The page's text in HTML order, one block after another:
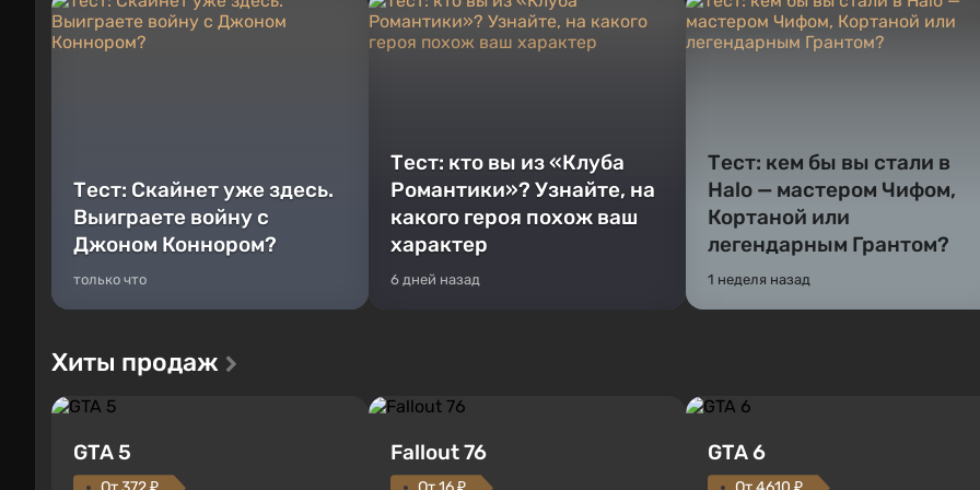
Тест: Скайнет уже здесь.
Выиграете войну с
Джоном Коннором?
только что
Тест: кто вы из «Клуба
Романтики»? Узнайте, на
какого героя похож ваш
характер
6 дней назад
Тест: кем бы вы стали в
Halo — мастером Чифом,
Кортаной или
легендарным Грантом?
1 неделя назад
Хиты продаж
GTA 5 Fallout 76 GTA 6